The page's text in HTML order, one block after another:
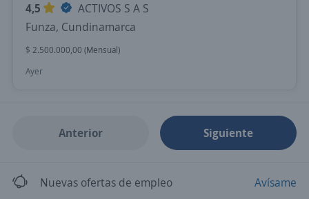
4,5
ACTIVOS S A S
Funza, Cundinamarca
$ 2.500.000,00 (Mensual)
Ayer
Anterior Siguiente
Nuevas ofertas de empleo Avísame